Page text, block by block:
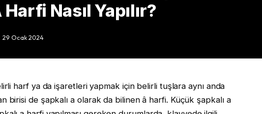
Nasıl Yapılır?
29 Ocak 2024
harf ya da işaretleri yapmak için belirli tuşlara aynı anda
birisi de şapkalı a olarak da bilinen â harfi. Küçük şapkalı a